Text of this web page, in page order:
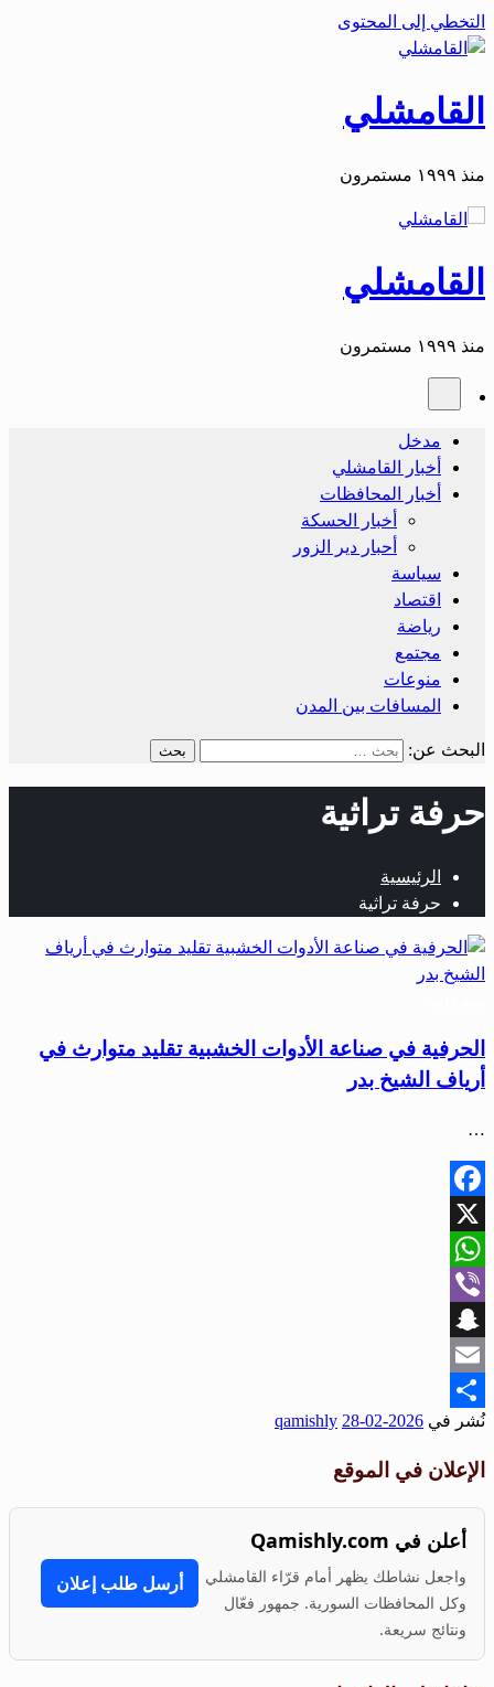
التخطي إلى المحتوى
القامشلي
منذ ١٩٩٩ مستمرون
القامشلي
منذ ١٩٩٩ مستمرون
مدخل
أخبار القامشلي
أخبار المحافظات
أخبار الحسكة
أحبار دير الزور
سياسة
اقتصاد
رياضة
مجتمع
منوعات
المسافات بين المدن
البحث عن:
حرفة تراثية
الرئيسية
حرفة تراثية
الحرفية في صناعة الأدوات الخشبية تقليد متوارث في
أرياف الشيخ بدر
…
Facebook
X
WhatsApp
Viber
Snapchat
Email
Share
نُشر في 2026-02-28
qamishly
الإعلان في الموقع
أعلن في Qamishly.com
واجعل نشاطك يظهر أمام قرّاء القامشلي
وكل المحافظات السورية. جمهور فعّال
ونتائج سريعة.
أرسل طلب إعلان